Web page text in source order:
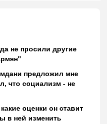
не просили другие
предложил мне
что социализм - не
оценки он ставит
в ней изменить